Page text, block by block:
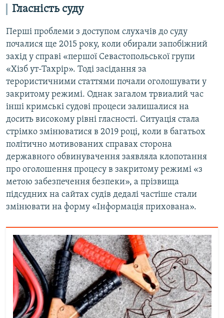
Гласність суду
Перші проблеми з доступом слухачів до суду
почалися ще 2015 року, коли обирали запобіжний
захід у справі «першої Севастопольської групи
«Хізб ут-Тахрір». Тоді засідання за
терористичними статтями почали оголошувати у
закритому режимі. Однак загалом трвиалий час
інші кримські судові процеси залишалися на
досить високому рівні гласності. Ситуація стала
стрімко змінюватися в 2019 році, коли в багатьох
політично мотивованих справах сторона
державного обвинувачення заявляла клопотання
про оголошення процесу в закритому режимі «з
метою забезпечення безпеки», а прізвища
підсудних на сайтах судів дедалі частіше стали
змінювати на форму «Інформація прихована».